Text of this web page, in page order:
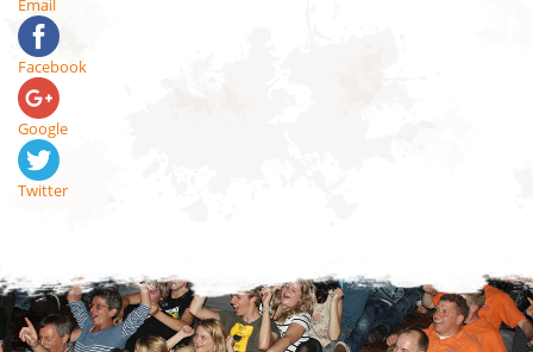
Email
Facebook
Google
Twitter